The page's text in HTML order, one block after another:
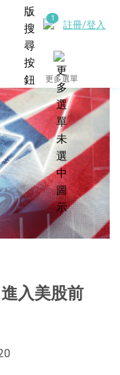
註冊/登入
更多選單
入美股前